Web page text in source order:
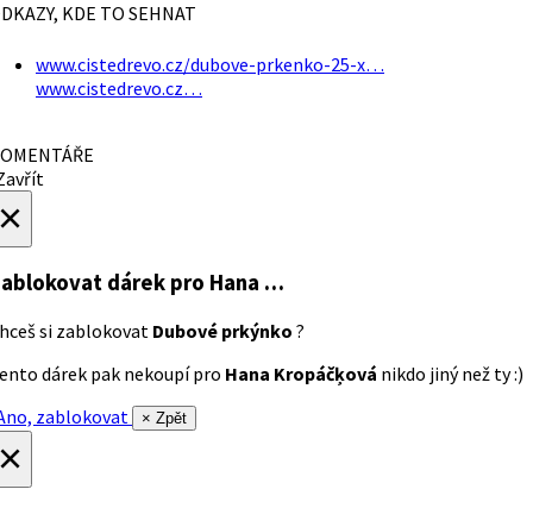
KDE TO SEHNAT
www.cistedrevo.cz/dubove-prkenko-25-x…
www.cistedrevo.cz…
dárek pro Hana …
si zablokovat Dubové prkýnko ?
dárek pak nekoupí pro Hana Kropáčķová nikdo jiný než ty :)
zablokovat
× Zpět